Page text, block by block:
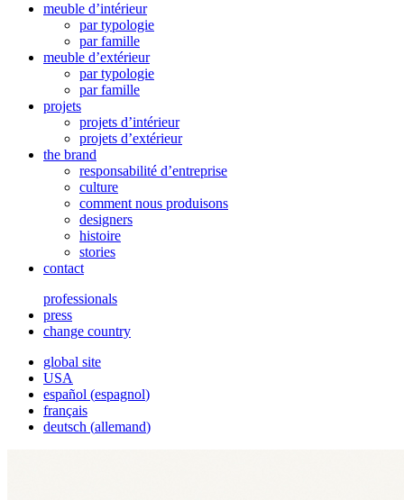
meuble d’intérieur
par typologie
par famille
meuble d’extérieur
par typologie
par famille
projets
projets d’intérieur
projets d’extérieur
the brand
responsabilité d’entreprise
culture
comment nous produisons
designers
histoire
stories
contact
professionals
press
change country
global site
USA
español (espagnol)
français
deutsch (allemand)